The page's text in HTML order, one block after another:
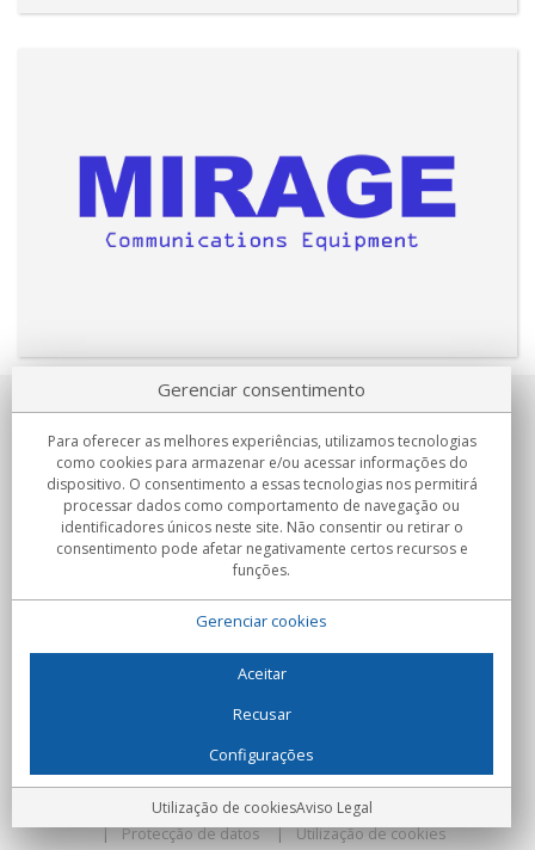
Sobre nosotros
Compromissos
Compras
C/Flassaders, 13, Nave 6, 08130 Santa Perpètua de Mogoda
(Barcelona) - Espanha
Locura Digital - Todos os direitos reservados
Protecção de datos
Utilização de cookies
Gerenciar consentimento
Para oferecer as melhores experiências, utilizamos tecnologias
como cookies para armazenar e/ou acessar informações do
dispositivo. O consentimento a essas tecnologias nos permitirá
processar dados como comportamento de navegação ou
identificadores únicos neste site. Não consentir ou retirar o
consentimento pode afetar negativamente certos recursos e
funções.
Gerenciar cookies
Aceitar
Recusar
Configurações
Utilização de cookiesAviso Legal